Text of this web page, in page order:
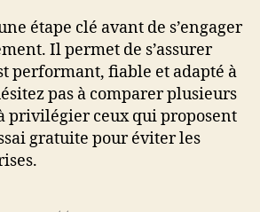
étape clé avant de s’engager
Il permet de s’assurer
performant, fiable et adapté à
pas à comparer plusieurs
privilégier ceux qui proposent
gratuite pour éviter les